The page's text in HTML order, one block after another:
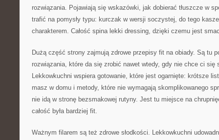
rozwiązania. Pojawiają się wskazówki, jak dobierać tłuszcze w
trafić na pomysły typu: kurczak w wersji soczystej, do tego
charakterem. Całość spina lekki dressing, dzięki czemu jest
Dużą część strony zajmują zdrowe przepisy fit na obiady. Są tu
rozwiązania, które da się zrobić nawet wtedy, gdy nie chce ci się
Lekkowkuchni wspiera gotowanie, które jest ogarnięte: krótsze
masz w domu i metody, które nie wymagają skomplikowanego
nie idą w stronę bezsmakowej rutyny. Jest tu miejsce na
całość była bardziej fit.
Ważnym filarem są też zdrowe słodkości. Lekkowkuchni